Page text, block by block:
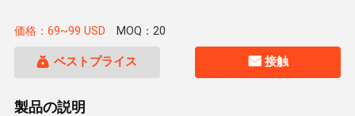
価格：69~99 USD MOQ：20
ベストプライス 接触
製品の説明